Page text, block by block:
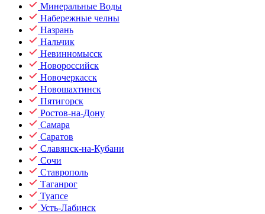
Минеральные Воды
Набережные челны
Назрань
Нальчик
Невинномысск
Новороссийск
Новочеркасск
Новошахтинск
Пятигорск
Ростов-на-Дону
Самара
Саратов
Славянск-на-Кубани
Сочи
Ставрополь
Таганрог
Туапсе
Усть-Лабинск